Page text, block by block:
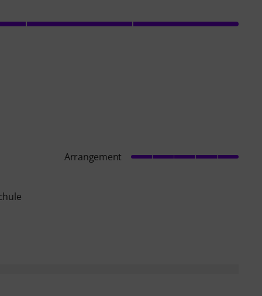
Arrangement